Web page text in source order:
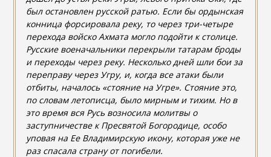
был остановлен русской ратью. Если бы ордынская
конница форсировала реку, то через три-четыре
перехода войско Ахмата могло подойти к столице.
Русские военачальники перекрыли татарам броды
и переходы через реку. Несколько дней шли бои за
переправу через Угру, и, когда все атаки были
отбиты, началось «стояние на Угре». Стояние это,
по словам летописца, было мирным и тихим. Но в
это время вся Русь возносила молитвы о
заступничестве к Пресвятой Богородице, особо
уповая на Ее Владимирскую икону, которая уже не
раз спасала страну от погибели.